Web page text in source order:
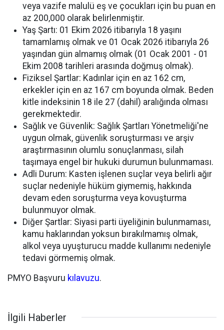
veya vazife malulü eş ve çocukları için bu puan en
az 200,000 olarak belirlenmiştir.
Yaş Şartı: 01 Ekim 2026 itibarıyla 18 yaşını
tamamlamış olmak ve 01 Ocak 2026 itibarıyla 26
yaşından gün almamış olmak (01 Ocak 2001 - 01
Ekim 2008 tarihleri arasında doğmuş olmak).
Fiziksel Şartlar: Kadınlar için en az 162 cm,
erkekler için en az 167 cm boyunda olmak. Beden
kitle indeksinin 18 ile 27 (dahil) aralığında olması
gerekmektedir.
Sağlık ve Güvenlik: Sağlık Şartları Yönetmeliği'ne
uygun olmak, güvenlik soruşturması ve arşiv
araştırmasının olumlu sonuçlanması, silah
taşımaya engel bir hukuki durumun bulunmaması.
Adli Durum: Kasten işlenen suçlar veya belirli ağır
suçlar nedeniyle hüküm giymemiş, hakkında
devam eden soruşturma veya kovuşturma
bulunmuyor olmak.
Diğer Şartlar: Siyasi parti üyeliğinin bulunmaması,
kamu haklarından yoksun bırakılmamış olmak,
alkol veya uyuşturucu madde kullanımı nedeniyle
tedavi görmemiş olmak.
PMYO Başvuru kılavuzu.
İlgili Haberler